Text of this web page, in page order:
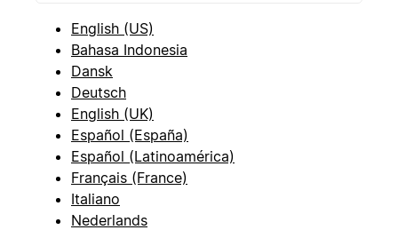
English (US)
Bahasa Indonesia
Dansk
Deutsch
English (UK)
Español (España)
Español (Latinoamérica)
Français (France)
Italiano
Nederlands